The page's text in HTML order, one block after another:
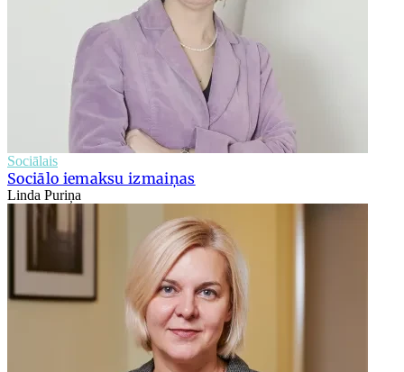
Sociālais
Sociālo iemaksu izmaiņas
Linda Puriņa